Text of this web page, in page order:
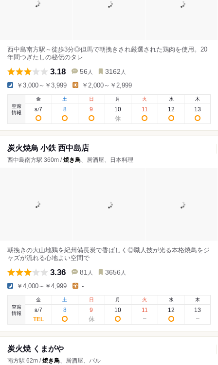
西中島南方駅～徒歩3分◎但馬で朝挽きされ厳選された鶏肉を使用。20
年間つぎたしの秘伝のタレ
3.18 56 人 3162 人
￥3,000～￥3,999 ￥2,000～￥2,999
空席
情報
金
8/7
土
8
日
9
月
10
火
11
水
12
木
13
炭火焼鳥 小鉄 西中島店
西中島南方駅 360m /焼き鳥、居酒屋、日本料理
朝挽きの大山地鶏を紀州備長炭で香ばしく◎職人技が光る本格焼鳥をジ
ャズが流れる心地よい空間で
3.36 81 人 3656 人
￥4,000～￥4,999 -
空席
情報
金
8/7
土
8
日
9
月
10
火
11
水
12
木
13
炭火焼 くまがや
南方駅 62m /焼き鳥、居酒屋、バル